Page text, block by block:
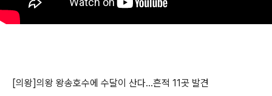
[의왕]의왕 왕송호수에 수달이 산다...흔적 11곳 발견